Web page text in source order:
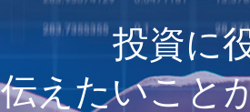
投資に
伝え たいこと